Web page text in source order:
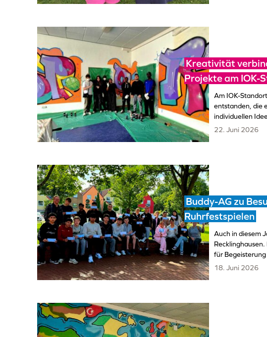
Kreativität
Projekte am IOK-
Am IOK-
entstanden, die
individuellen
22. Juni 2026
Buddy-AG zu
Ruhrfestspielen
Auch in diesem
für
18. Juni 2026